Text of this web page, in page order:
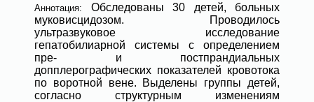
Аннотация: Обследованы 30 детей, больных
муковисцидозом. Проводилось
ультразвуковое исследование
гепатобилиарной системы с определением
пре- и постпрандиальных
допплерографических показателей кровотока
по воротной вене. Выделены группы детей,
согласно структурным изменениям